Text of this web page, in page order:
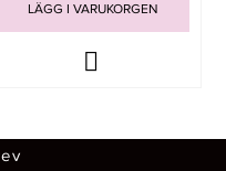
LÄGG I VARUKORGEN